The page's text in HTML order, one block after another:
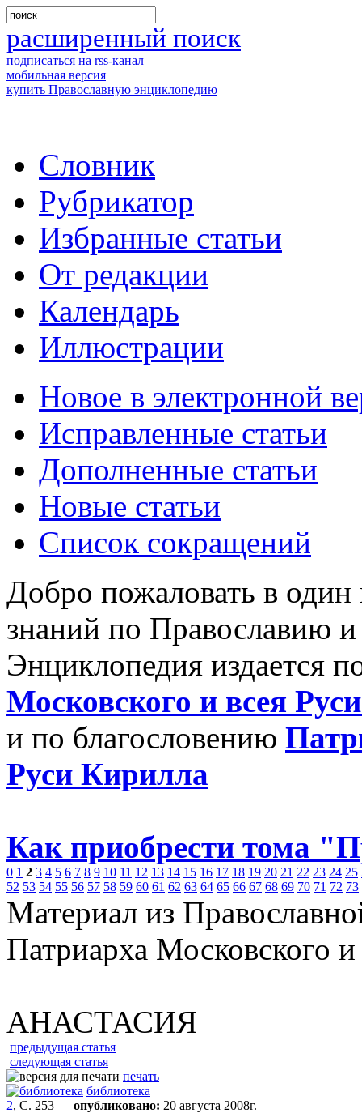
расширенный поиск
подписаться на rss-канал
мобильная версия
купить Православную энциклопедию
Словник
Рубрикатор
Избранные статьи
От редакции
Календарь
Иллюстрации
Новое в электронной
Исправленные статьи
Дополненные статьи
Новые статьи
Список сокращений
Добро пожаловать в
знаний по Православию
Энциклопедия издается
Московского и всея
и по благословению
Руси Кирилла
Как приобрести тома
0 1 2 3 4 5 6 7 8 9 10 11 12 13 14 15 16 17 18 19 20 21 22 23 24 25
52 53 54 55 56 57 58 59 60 61 62 63 64 65 66 67 68 69 70 71 72 73
Материал из
Патриарха Московского
АНАСТАСИЯ
предыдущая статья
следующая статья
печать
библиотека
2, С. 253 опубликовано: 20 августа 2008г.